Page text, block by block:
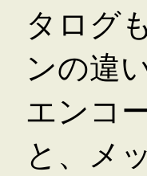
タログ
ンの違
エンコ
と、メ